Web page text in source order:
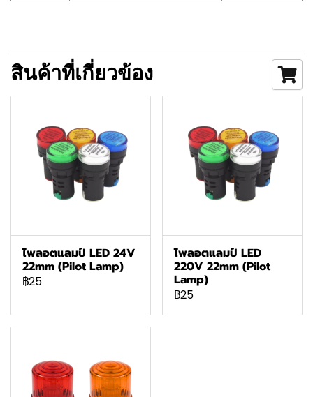
สินค้าที่เกี่ยวข้อง
ไพลอตแลมป์ LED 24V
22mm (Pilot Lamp)
฿25
ไพลอตแลมป์ LED
220V 22mm (Pilot
Lamp)
฿25